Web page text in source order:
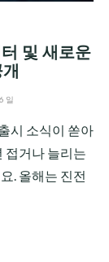
및 새로운
일
시 소식이 쏟아
접거나 늘리는
. 올해는 진전